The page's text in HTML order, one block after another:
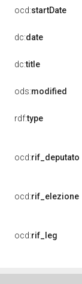
ocd:startDate
dc:date
dc:title
ods:modified
rdf:type
ocd:rif_deputato
ocd:rif_elezione
ocd:rif_leg